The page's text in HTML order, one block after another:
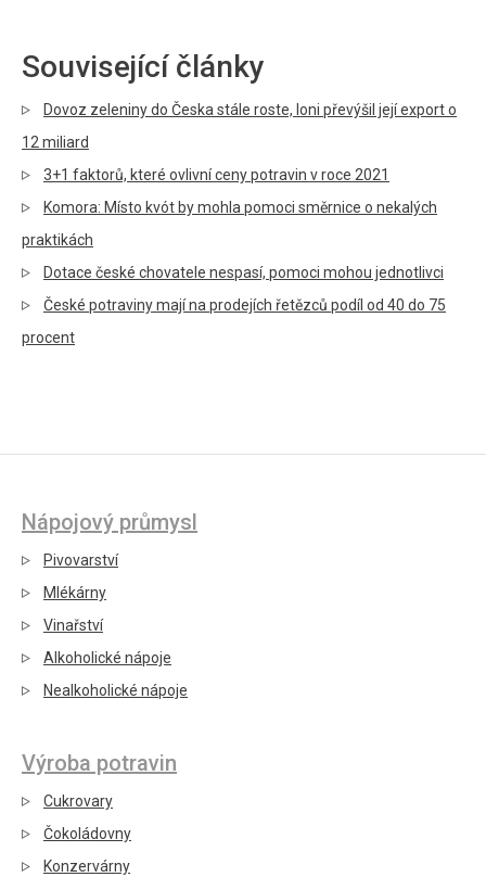
Související články
Dovoz zeleniny do Česka stále roste, loni převýšil její export o
12 miliard
3+1 faktorů, které ovlivní ceny potravin v roce 2021
Komora: Místo kvót by mohla pomoci směrnice o nekalých
praktikách
Dotace české chovatele nespasí, pomoci mohou jednotlivci
České potraviny mají na prodejích řetězců podíl od 40 do 75
procent
Nápojový průmysl
Pivovarství
Mlékárny
Vinařství
Alkoholické nápoje
Nealkoholické nápoje
Výroba potravin
Cukrovary
Čokoládovny
Konzervárny